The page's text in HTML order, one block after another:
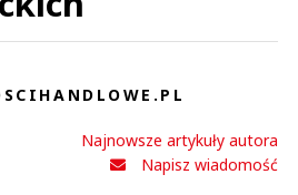
Najnowsze artykuły autora
Napisz wiadomość